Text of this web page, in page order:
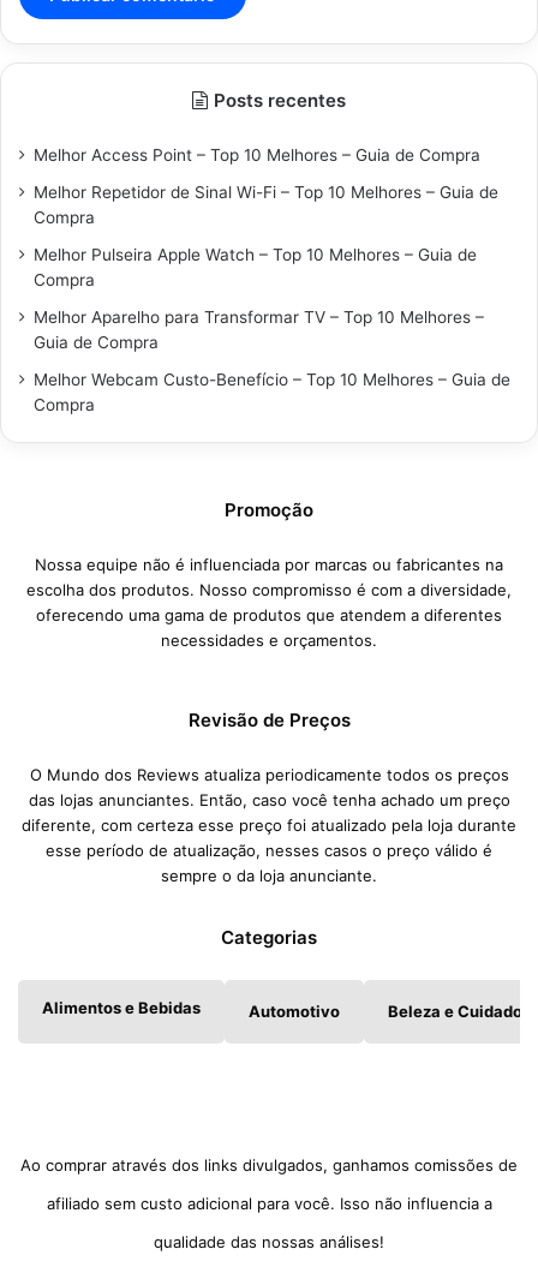
Posts recentes
Melhor Access Point – Top 10 Melhores – Guia de Compra
Melhor Repetidor de Sinal Wi-Fi – Top 10 Melhores – Guia de
Compra
Melhor Pulseira Apple Watch – Top 10 Melhores – Guia de
Compra
Melhor Aparelho para Transformar TV – Top 10 Melhores –
Guia de Compra
Melhor Webcam Custo-Benefício – Top 10 Melhores – Guia de
Compra
Promoção
Nossa equipe não é influenciada por marcas ou fabricantes na
escolha dos produtos. Nosso compromisso é com a diversidade,
oferecendo uma gama de produtos que atendem a diferentes
necessidades e orçamentos.
Revisão de Preços
O Mundo dos Reviews atualiza periodicamente todos os preços
das lojas anunciantes. Então, caso você tenha achado um preço
diferente, com certeza esse preço foi atualizado pela loja durante
esse período de atualização, nesses casos o preço válido é
sempre o da loja anunciante.
Categorias
Alimentos e Bebidas Automotivo Beleza e Cuidados
Ao comprar através dos links divulgados, ganhamos comissões de
afiliado sem custo adicional para você. Isso não influencia a
qualidade das nossas análises!